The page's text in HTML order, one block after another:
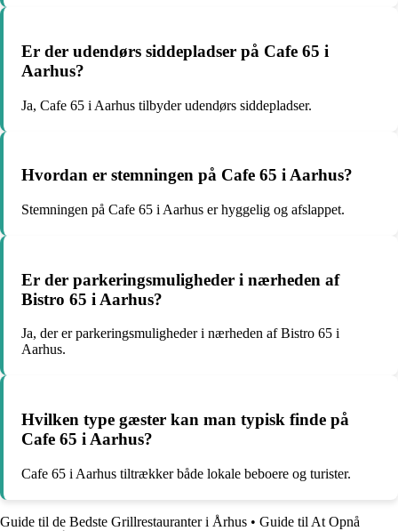
Er der udendørs siddepladser på Cafe 65 i
Aarhus?
Ja, Cafe 65 i Aarhus tilbyder udendørs siddepladser.
Hvordan er stemningen på Cafe 65 i Aarhus?
Stemningen på Cafe 65 i Aarhus er hyggelig og afslappet.
Er der parkeringsmuligheder i nærheden af
Bistro 65 i Aarhus?
Ja, der er parkeringsmuligheder i nærheden af Bistro 65 i
Aarhus.
Hvilken type gæster kan man typisk finde på
Cafe 65 i Aarhus?
Cafe 65 i Aarhus tiltrækker både lokale beboere og turister.
Guide til de Bedste Grillrestauranter i Århus • Guide til At Opnå